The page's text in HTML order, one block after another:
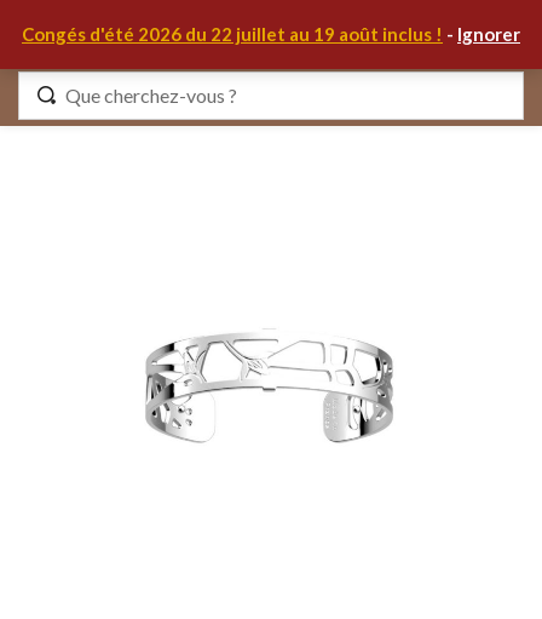
Congés d'été 2026 du 22 juillet au 19 août inclus ! - Ignorer
Identifiez-vous
S'IDENTIFIER
MON COMPTE